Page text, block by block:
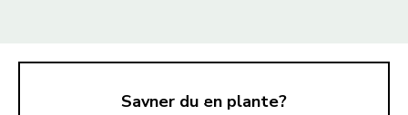
Savner du en plante?